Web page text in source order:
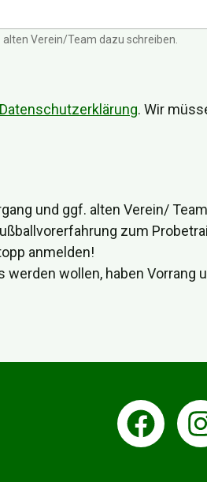
Verein/Team dazu schreiben.
Datenschutzerklärung. Wir
und ggf. alten Verein/
zum
anmelden!
werden wollen, haben